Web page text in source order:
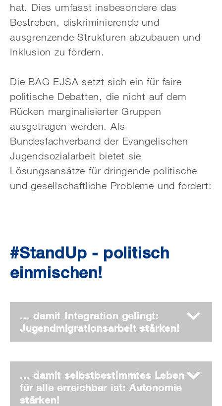
hat. Dies umfasst insbesondere das
Bestreben, diskriminierende und
ausgrenzende Strukturen abzubauen und
Inklusion zu fördern.
Die BAG EJSA setzt sich ein für faire
politische Debatten, die nicht auf dem
Rücken marginalisierter Gruppen
ausgetragen werden. Als
Bundesfachverband der Evangelischen
Jugendsozialarbeit bietet sie
Lösungsansätze für dringende politische
und gesellschaftliche Probleme und fordert:
#StandUp - politisch
einmischen!
... damit Integration gelingt:
Jugendmigrationsarbeit stärken!
... damit selbstbestimmtes Leben
für alle erreichbar ist: Autonomie
stärken!